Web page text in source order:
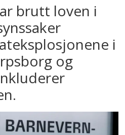
brutt loven i
i
og